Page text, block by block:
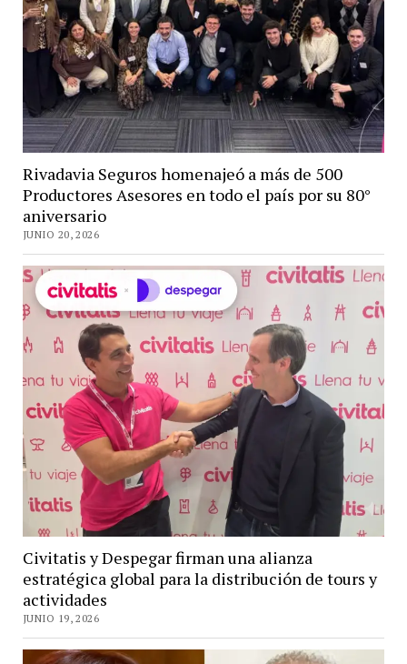
Rivadavia Seguros homenajeó a más de 500
Productores Asesores en todo el país por su 80°
aniversario
JUNIO 20, 2026
Civitatis y Despegar firman una alianza
estratégica global para la distribución de tours y
actividades
JUNIO 19, 2026